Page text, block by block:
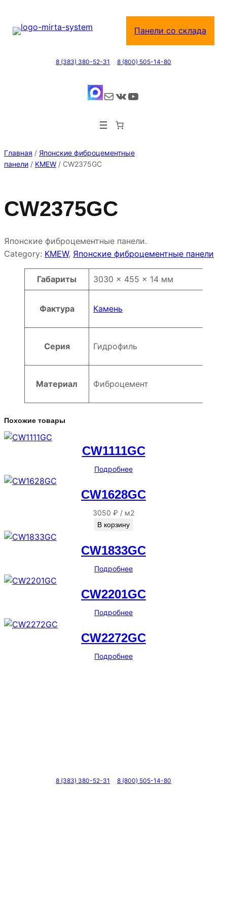
содержимому
Панели со склада
8 (383) 380-52-31 8 (800) 505-14-80
Почта ВКонтакте YouTube
Главная / Японские фиброцементные
панели / KMEW / CW2375GC
CW2375GC
Японские фиброцементные панели.
Category: KMEW, Японские фиброцементные панели
Атрибуты Значение
Габариты 3030 × 455 × 14 мм
Фактура Камень
Серия Гидрофиль
Материал Фиброцемент
Похожие товары
CW1111GC
Подробнее
CW1628GC
3050 ₽ / м2
В корзину
CW1833GC
Подробнее
CW2201GC
Подробнее
CW2272GC
Подробнее
8 (383) 380-52-31 8 (800) 505-14-80